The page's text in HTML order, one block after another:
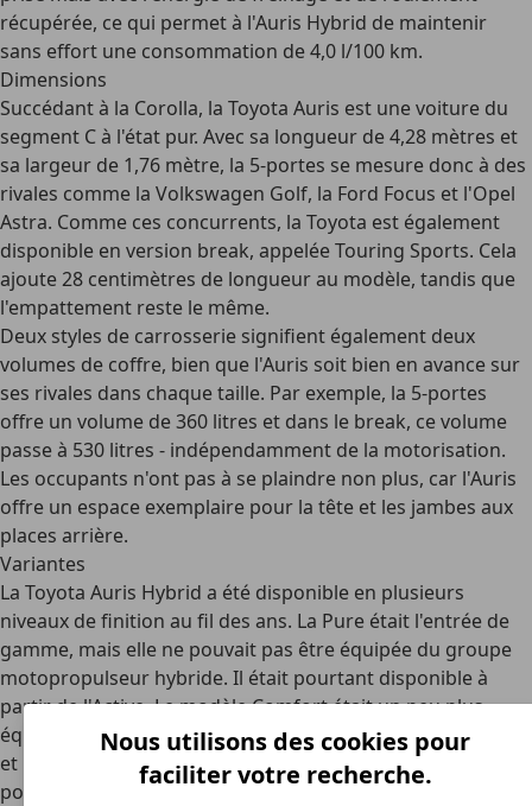
récupérée, ce qui permet à l'Auris Hybrid de maintenir
sans effort une consommation de 4,0 l/100 km.
Dimensions
Succédant à la Corolla, la Toyota Auris est une voiture du
segment C à l'état pur. Avec sa longueur de 4,28 mètres et
sa largeur de 1,76 mètre, la 5-portes se mesure donc à des
rivales comme la Volkswagen Golf, la Ford Focus et l'Opel
Astra. Comme ces concurrents, la Toyota est également
disponible en version break, appelée Touring Sports. Cela
ajoute 28 centimètres de longueur au modèle, tandis que
l'empattement reste le même.
Deux styles de carrosserie signifient également deux
volumes de coffre, bien que l'Auris soit bien en avance sur
ses rivales dans chaque taille. Par exemple, la 5-portes
offre un volume de 360 litres et dans le break, ce volume
passe à 530 litres - indépendamment de la motorisation.
Les occupants n'ont pas à se plaindre non plus, car l'Auris
offre un espace exemplaire pour la tête et les jambes aux
places arrière.
Variantes
La Toyota Auris Hybrid a été disponible en plusieurs
niveaux de finition au fil des ans. La Pure était l'entrée de
gamme, mais elle ne pouvait pas être équipée du groupe
motopropulseur hybride. Il était pourtant disponible à
partir de l'Active. Le modèle Comfort était un peu plus
équipé, et au-dessus, il y avait le modèle Style, plus élégant,
et la version supérieure : le modèle Lounge. En outre, vous
pouviez l'obtenir endeux styles de carrosserie: en 5-
Nous utilisons des cookies pour
faciliter votre recherche.